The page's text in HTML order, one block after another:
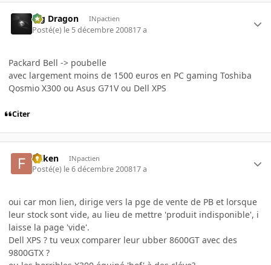
Big Dragon INpactien
Posté(e) le 5 décembre 200817 a
Packard Bell -> poubelle
avec largement moins de 1500 euros en PC gaming Toshiba
Qosmio X300 ou Asus G71V ou Dell XPS
Citer
folken INpactien
Posté(e) le 6 décembre 200817 a
oui car mon lien, dirige vers la pge de vente de PB et lorsque
leur stock sont vide, au lieu de mettre 'produit indisponible', i
laisse la page 'vide'.
Dell XPS ? tu veux comparer leur ubber 8600GT avec des
9800GTX ?